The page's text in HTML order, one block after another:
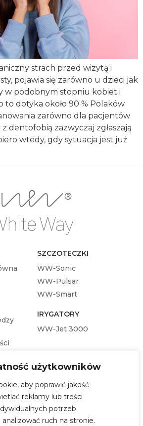
użytkowników
aby poprawić jakość
reklamy lub treści
potrzeb
ruch na stronie.
strach przed wizytą i
pojawia się zarówno u dzieci jak
w podobnym stopniu kobiet i
to dotyka około 90 % Polaków.
zarówno dla pacjentów
dentofobią zazwyczaj zgłaszają
wtedy, gdy sytuacja jest już
SZCZOTECZKI
WW-Sonic
WW-Pulsar
WW-Smart
IRYGATORY
WW-Jet 3000
wymienna WW-Sonic
wymienna WW-Jet 3000
wymienna WW-Smart